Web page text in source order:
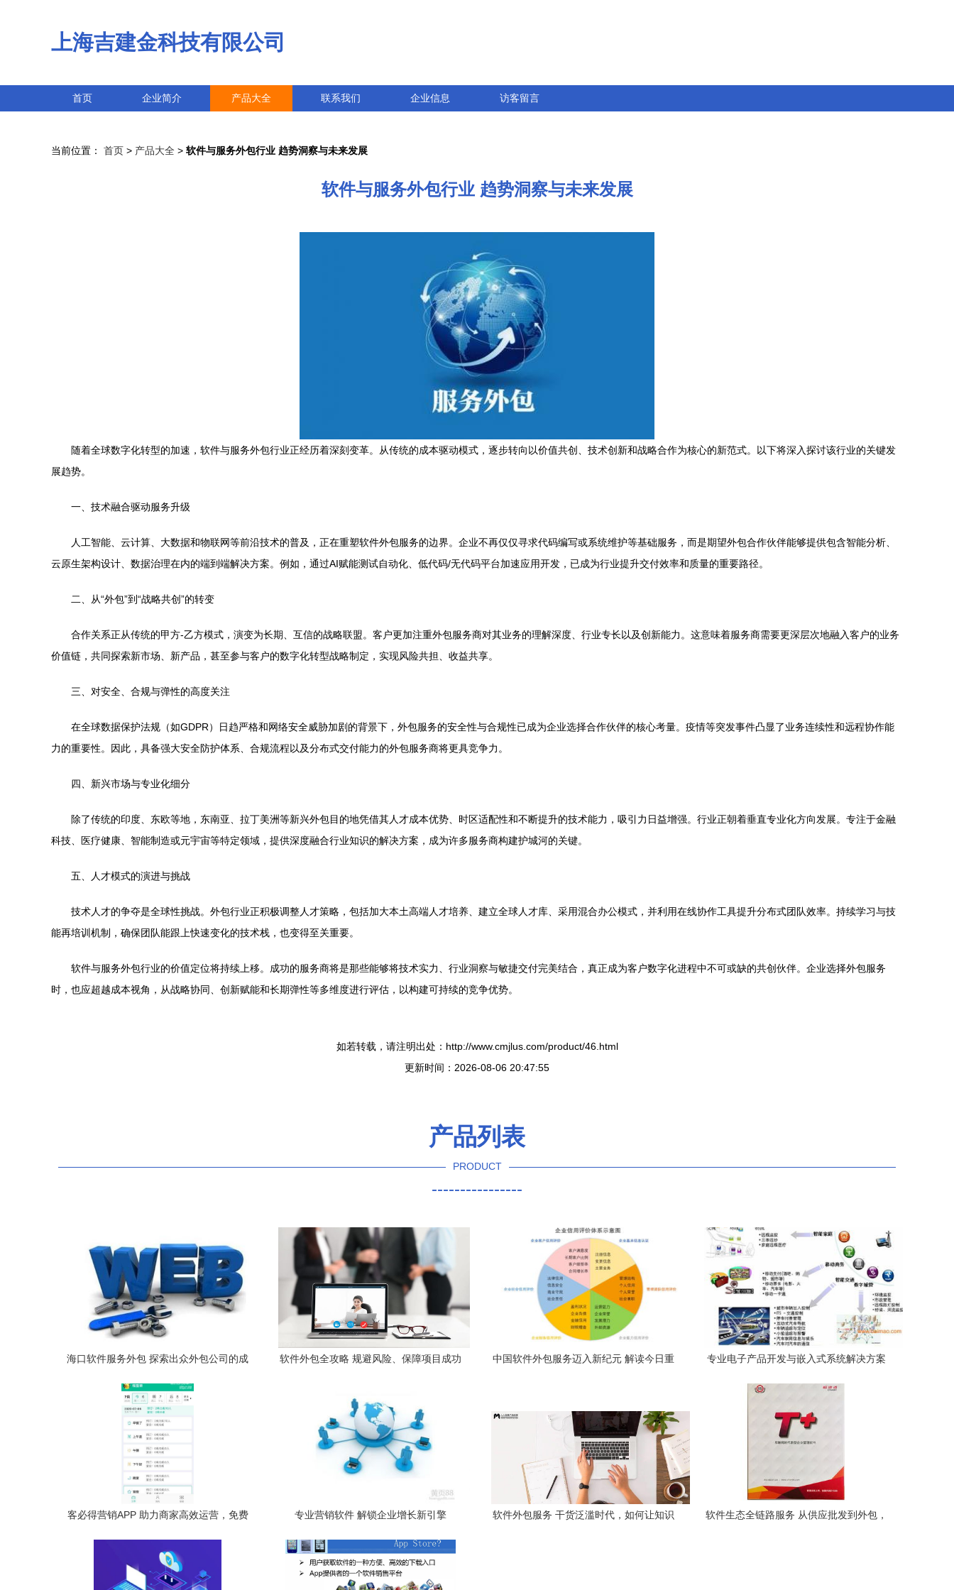
上海吉建金科技有限公司
首页 企业简介 产品大全 联系我们 企业信息 访客留言
当前位置： 首页 > 产品大全 > 软件与服务外包行业 趋势洞察与未来发展
软件与服务外包行业 趋势洞察与未来发展
随着全球数字化转型的加速，软件与服务外包行业正经历着深刻变革。从传统的成本驱动模式，逐步转向以价值共创、技术创新和战略合作为核心的新范式。以下将深入探讨该行业的关键发
展趋势。
一、技术融合驱动服务升级
人工智能、云计算、大数据和物联网等前沿技术的普及，正在重塑软件外包服务的边界。企业不再仅仅寻求代码编写或系统维护等基础服务，而是期望外包合作伙伴能够提供包含智能分析、
云原生架构设计、数据治理在内的端到端解决方案。例如，通过AI赋能测试自动化、低代码/无代码平台加速应用开发，已成为行业提升交付效率和质量的重要路径。
二、从“外包”到“战略共创”的转变
合作关系正从传统的甲方-乙方模式，演变为长期、互信的战略联盟。客户更加注重外包服务商对其业务的理解深度、行业专长以及创新能力。这意味着服务商需要更深层次地融入客户的业务
价值链，共同探索新市场、新产品，甚至参与客户的数字化转型战略制定，实现风险共担、收益共享。
三、对安全、合规与弹性的高度关注
在全球数据保护法规（如GDPR）日趋严格和网络安全威胁加剧的背景下，外包服务的安全性与合规性已成为企业选择合作伙伴的核心考量。疫情等突发事件凸显了业务连续性和远程协作能
力的重要性。因此，具备强大安全防护体系、合规流程以及分布式交付能力的外包服务商将更具竞争力。
四、新兴市场与专业化细分
除了传统的印度、东欧等地，东南亚、拉丁美洲等新兴外包目的地凭借其人才成本优势、时区适配性和不断提升的技术能力，吸引力日益增强。行业正朝着垂直专业化方向发展。专注于金融
科技、医疗健康、智能制造或元宇宙等特定领域，提供深度融合行业知识的解决方案，成为许多服务商构建护城河的关键。
五、人才模式的演进与挑战
技术人才的争夺是全球性挑战。外包行业正积极调整人才策略，包括加大本土高端人才培养、建立全球人才库、采用混合办公模式，并利用在线协作工具提升分布式团队效率。持续学习与技
能再培训机制，确保团队能跟上快速变化的技术栈，也变得至关重要。
软件与服务外包行业的价值定位将持续上移。成功的服务商将是那些能够将技术实力、行业洞察与敏捷交付完美结合，真正成为客户数字化进程中不可或缺的共创伙伴。企业选择外包服务
时，也应超越成本视角，从战略协同、创新赋能和长期弹性等多维度进行评估，以构建可持续的竞争优势。
如若转载，请注明出处：http://www.cmjlus.com/product/46.html
更新时间：2026-08-06 20:47:55
产品列表
PRODUCT
----------------
海口软件服务外包 探索出众外包公司的成
软件外包全攻略 规避风险、保障项目成功
中国软件外包服务迈入新纪元 解读今日重
专业电子产品开发与嵌入式系统解决方案
客必得营销APP 助力商家高效运营，免费
专业营销软件 解锁企业增长新引擎
软件外包服务 干货泛滥时代，如何让知识
软件生态全链路服务 从供应批发到外包，